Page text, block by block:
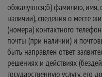
обжалуются;б) фамилию, имя,
наличии), сведения о месте
(номера) контактного
почты (при наличии) и
быть направлен ответ
решениях и действиях
государственную услугу, его